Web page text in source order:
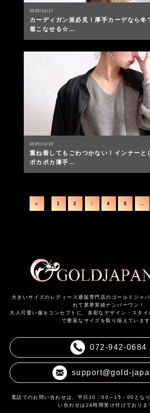
2025/11/17
カーディガン派必見！厚手カーデなら冬
着こなせる☆…
2025/11/10
重ね着してもごわつかない！インナーと
ポカポカ薄手…
« 1 2 3 4 5
大きいサイズのレディース通販専門店のゴールドジャ
れて業界実績ナンバーワン！
大人可愛い服をコンセプトに、多彩なデザイン・スタ
で豊富なサイズを取り揃えています
072-942-0684
support@gold-
電話でのお問い合わせは、平日10：00～15：00とな
い合わせは24時間受け付けておりま